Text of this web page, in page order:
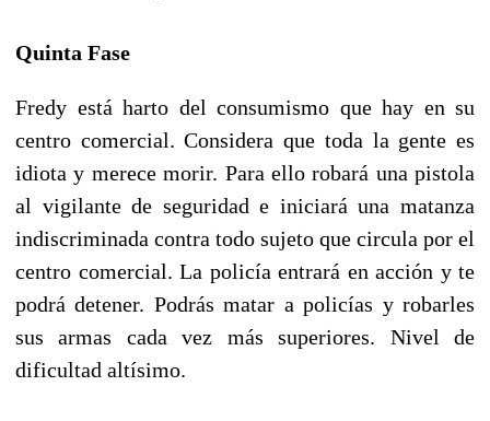
Quinta Fase
Fredy está harto del consumismo que hay en su
centro comercial. Considera que toda la gente es
idiota y merece morir. Para ello robará una pistola
al vigilante de seguridad e iniciará una matanza
indiscriminada contra todo sujeto que circula por el
centro comercial. La policía entrará en acción y te
podrá detener. Podrás matar a policías y robarles
sus armas cada vez más superiores. Nivel de
dificultad altísimo.